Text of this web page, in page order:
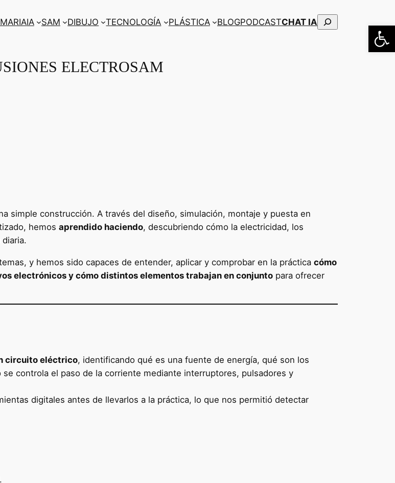
IA SAM DIBUJO TECNOLOGÍA PLÁSTICA BLOGPODCASTCHAT IA Buscar
ELECTROSAM
simple construcción. A través del diseño, simulación, montaje y puesta en
hemos aprendido haciendo, descubriendo cómo la electricidad, los
y hemos sido capaces de entender, aplicar y comprobar en la práctica cómo
electrónicos y cómo distintos elementos trabajan en conjunto para ofrecer
circuito eléctrico, identificando qué es una fuente de energía, qué son los
controla el paso de la corriente mediante interruptores, pulsadores y
digitales antes de llevarlos a la práctica, lo que nos permitió detectar
Abrir